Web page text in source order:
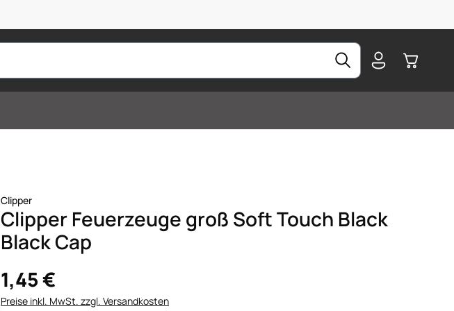
Clipper
Clipper Feuerzeuge groß Soft Touch Black
Black Cap
1,45 €
Preise inkl. MwSt. zzgl. Versandkosten